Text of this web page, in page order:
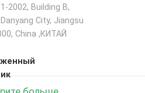
2002, Building B,
City, Jiangsu
China ,КИТАЙ